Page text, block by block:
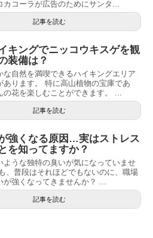
カコーラが広告のためにサンタ...
記事を読む
キングでニッコウキスゲを観
装備は？
な自然を満喫できるハイキングエリア
あります。 特に高山植物の宝庫であ
の花を楽しむことができます。 ...
記事を読む
強くなる原因…実はストレス
を知ってますか？
ような独特の臭いが気になっていませ
、普段はそれほどでもないのに、職場
が強くなってきませんか？ ...
記事を読む